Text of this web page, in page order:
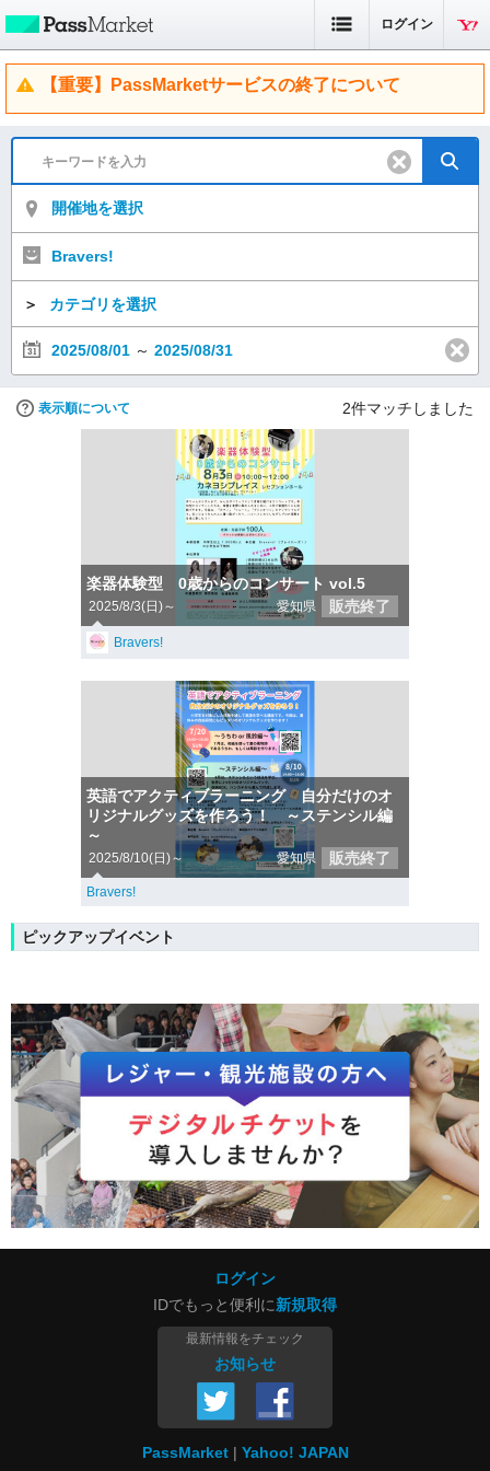
ログイン
【重要】PassMarketサービスの終了について
開催地を選択
Bravers!
＞ カテゴリを選択
2025/08/01 ～ 2025/08/31
表示順について 2件マッチしました
楽器体験型 0歳からのコンサート vol.5
2025/8/3(日)～ 愛知県 販売終了
Bravers!
英語でアクティブラーニング 自分だけのオ
リジナルグッズを作ろう！ ～ステンシル編
～
2025/8/10(日)～ 愛知県 販売終了
Bravers!
ピックアップイベント
ログイン
IDでもっと便利に新規取得
最新情報をチェック
お知らせ
PassMarket Yahoo! JAPAN